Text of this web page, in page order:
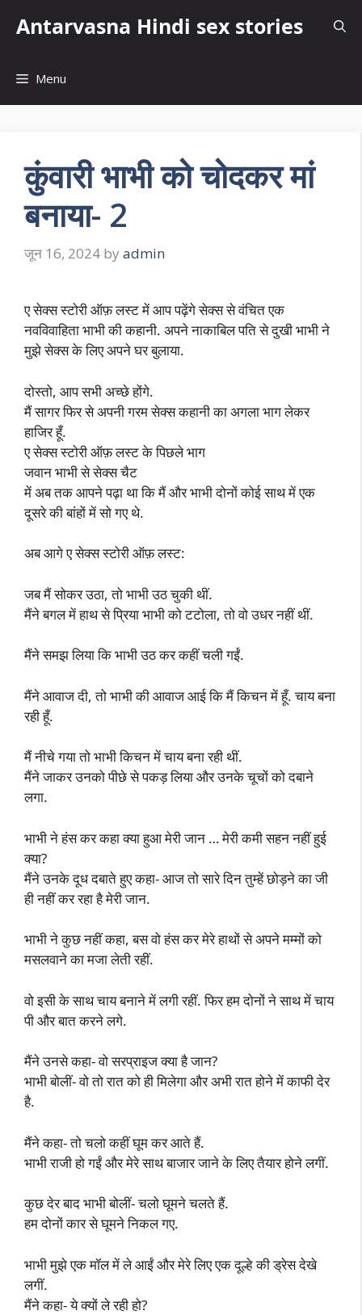
Antarvasna Hindi sex stories
Menu
कुंवारी भाभी को चोदकर मां
बनाया- 2
जून 16, 2024 by admin
ए सेक्स स्टोरी ऑफ़ लस्ट में आप पढ़ेंगे सेक्स से वंचित एक
नवविवाहिता भाभी की कहानी. अपने नाकाबिल पति से दुखी भाभी ने
मुझे सेक्स के लिए अपने घर बुलाया.
दोस्तो, आप सभी अच्छे होंगे.
मैं सागर फिर से अपनी गरम सेक्स कहानी का अगला भाग लेकर
हाजिर हूँ.
ए सेक्स स्टोरी ऑफ़ लस्ट के पिछले भाग
जवान भाभी से सेक्स चैट
में अब तक आपने पढ़ा था कि मैं और भाभी दोनों कोई साथ में एक
दूसरे की बांहों में सो गए थे.
अब आगे ए सेक्स स्टोरी ऑफ़ लस्ट:
जब मैं सोकर उठा, तो भाभी उठ चुकी थीं.
मैंने बगल में हाथ से प्रिया भाभी को टटोला, तो वो उधर नहीं थीं.
मैंने समझ लिया कि भाभी उठ कर कहीं चली गईं.
मैंने आवाज दी, तो भाभी की आवाज आई कि मैं किचन में हूँ. चाय बना
रही हूँ.
मैं नीचे गया तो भाभी किचन में चाय बना रही थीं.
मैंने जाकर उनको पीछे से पकड़ लिया और उनके चूचों को दबाने
लगा.
भाभी ने हंस कर कहा क्या हुआ मेरी जान … मेरी कमी सहन नहीं हुई
क्या?
मैंने उनके दूध दबाते हुए कहा- आज तो सारे दिन तुम्हें छोड़ने का जी
ही नहीं कर रहा है मेरी जान.
भाभी ने कुछ नहीं कहा, बस वो हंस कर मेरे हाथों से अपने मम्मों को
मसलवाने का मजा लेती रहीं.
वो इसी के साथ चाय बनाने में लगी रहीं. फिर हम दोनों ने साथ में चाय
पी और बात करने लगे.
मैंने उनसे कहा- वो सरप्राइज क्या है जान?
भाभी बोलीं- वो तो रात को ही मिलेगा और अभी रात होने में काफी देर
है.
मैंने कहा- तो चलो कहीं घूम कर आते हैं.
भाभी राजी हो गईं और मेरे साथ बाजार जाने के लिए तैयार होने लगीं.
कुछ देर बाद भाभी बोलीं- चलो घूमने चलते हैं.
हम दोनों कार से घूमने निकल गए.
भाभी मुझे एक मॉल में ले आईं और मेरे लिए एक दूल्हे की ड्रेस देखे
लगीं.
मैंने कहा- ये क्यों ले रही हो?